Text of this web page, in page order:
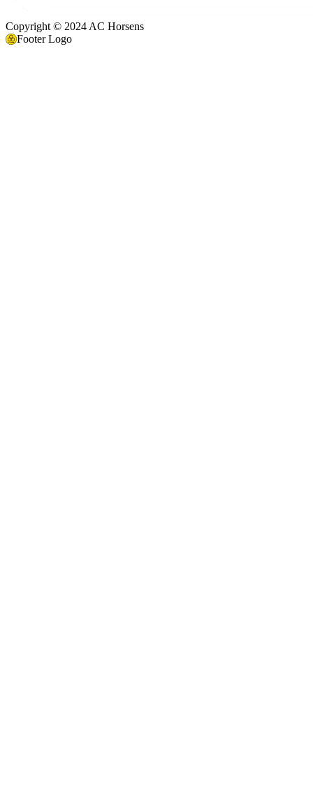
Copyright © 2024 AC Horsens
Footer Logo